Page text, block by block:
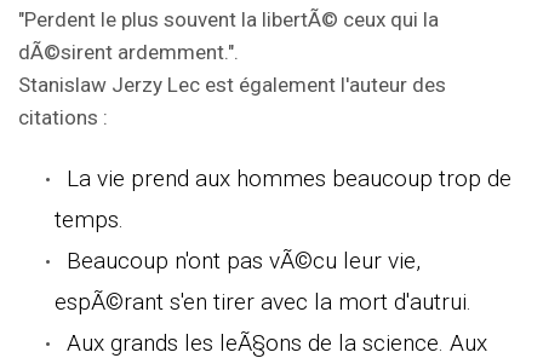
"Perdent le plus souvent la libertÃ© ceux qui la
dÃ©sirent ardemment.".
Stanislaw Jerzy Lec est également l'auteur des
citations :
La vie prend aux hommes beaucoup trop de
temps.
Beaucoup n'ont pas vÃ©cu leur vie,
espÃ©rant s'en tirer avec la mort d'autrui.
Aux grands les leÃ§ons de la science. Aux